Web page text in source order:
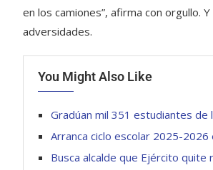
en los camiones”, afirma con orgullo.
adversidades.
You Might Also Like
Gradúan mil 351 estudiantes de
Arranca ciclo escolar 2025-
Busca alcalde que Ejército quite